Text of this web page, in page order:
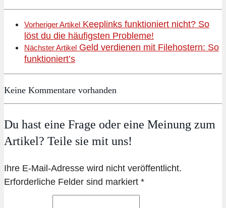
Vorheriger Artikel Keeplinks funktioniert nicht? So
löst du die häufigsten Probleme!
Nächster Artikel Geld verdienen mit Filehostern: So
funktioniert’s
Keine Kommentare vorhanden
Du hast eine Frage oder eine Meinung zum
Artikel? Teile sie mit uns!
Ihre E-Mail-Adresse wird nicht veröffentlicht.
Erforderliche Felder sind markiert *